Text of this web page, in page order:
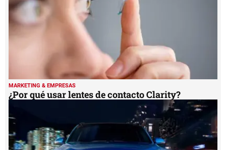
MARKETING & EMPRESAS
¿Por qué usar lentes de contacto Clarity?